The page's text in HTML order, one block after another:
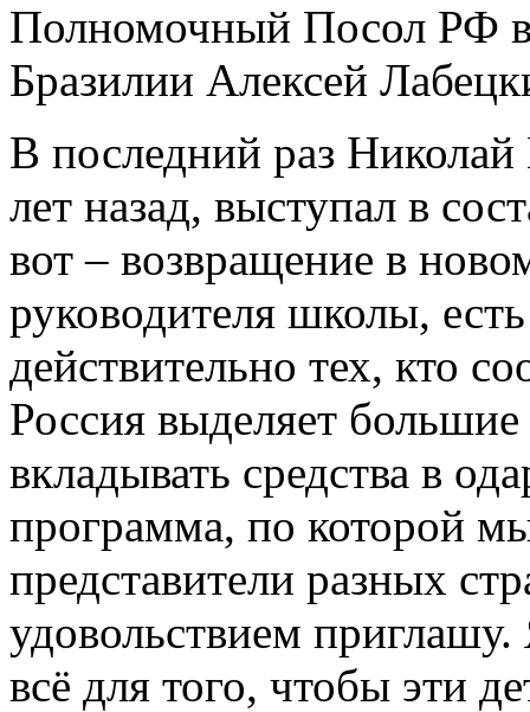
Полномочный Посол РФ в
Бразилии Алексей
В последний раз
лет назад, выступал в
вот – возвращение в
руководителя школы,
действительно тех, кто
Россия выделяет большие
вкладывать средства в
программа, по которой
представители разных
удовольствием
всё для того, чтобы эти